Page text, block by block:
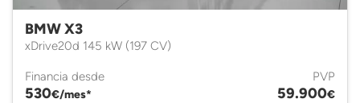
BMW X3
xDrive20d 145 kW (197 CV)
Financia desde
530€/mes*
PVP
59.900€